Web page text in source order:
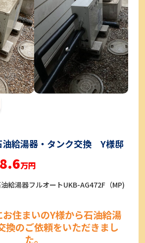
給湯器・タンク交換 Y様邸
万円
給湯器フルオートUKB-AG472F（MP)
住まいのY様から石油給湯
換のご依頼をいただきまし
た。